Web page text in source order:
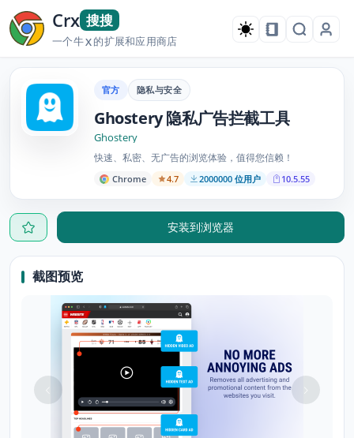
Crx 搜搜
一个牛X的扩展和应用商店
官方 隐私与安全
Ghostery 隐私广告拦截工具
Ghostery
快速、私密、无广告的浏览体验，值得您信赖！
Chrome 4.7 2000000 位用户 10.5.55
安装到浏览器
截图预览